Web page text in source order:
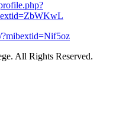
All Rights Reserved.